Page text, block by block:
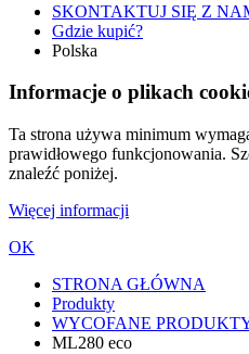
SKONTAKTUJ SIĘ Z
Gdzie kupić?
Polska
Informacje o plikach
Ta strona używa minimum
prawidłowego funkcjonowania.
znaleźć poniżej.
Więcej informacji
OK
STRONA GŁÓWNA
Produkty
WYCOFANE
ML280 eco